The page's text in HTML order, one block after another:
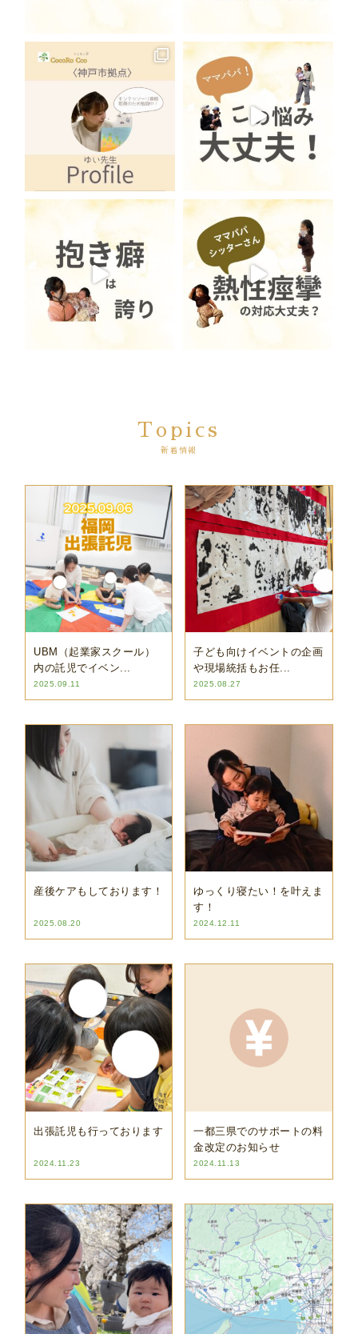
Topics
新着情報
UBM（起業家スクール）
内の託児でイベン...
2025.09.11
子ども向けイベントの企画
や現場統括もお任...
2025.08.27
産後ケアもしております！
2025.08.20
ゆっくり寝たい！を叶えま
す！
2024.12.11
出張託児も行っております
2024.11.23
一都三県でのサポートの料
金改定のお知らせ
2024.11.13